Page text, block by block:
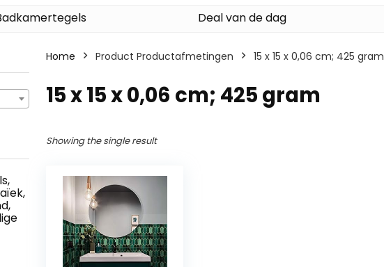
Deal van de dag
Home Product Productafmetingen ‎15 x 15 x 0,06 cm; 425 gram
‎15 x 15 x 0,06 cm; 425 gram
Showing the single result